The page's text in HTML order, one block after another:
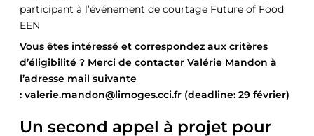
participant à l’événement de courtage Future of Food
EEN
Vous êtes intéressé et correspondez aux critères
d’éligibilité ? Merci de contacter Valérie Mandon à
l’adresse mail suivante
: valerie.mandon@limoges.cci.fr (deadline: 29 février)
Un second appel à projet pour